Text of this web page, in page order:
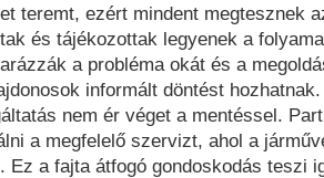
teremt, ezért mindent megtesznek
és tájékozottak legyenek a
a probléma okát és a
informált döntést hozhatnak.
nem ér véget a mentéssel.
a megfelelő szervizt, ahol a
Ez a fajta átfogó gondoskodás teszi